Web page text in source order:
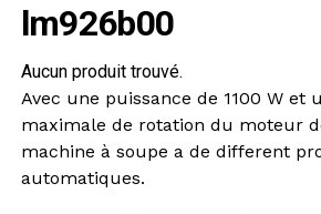
lm926b00
Aucun produit trouvé.
Avec une puissance de 1100 W et
maximale de rotation du moteur
machine à soupe a de different
automatiques.